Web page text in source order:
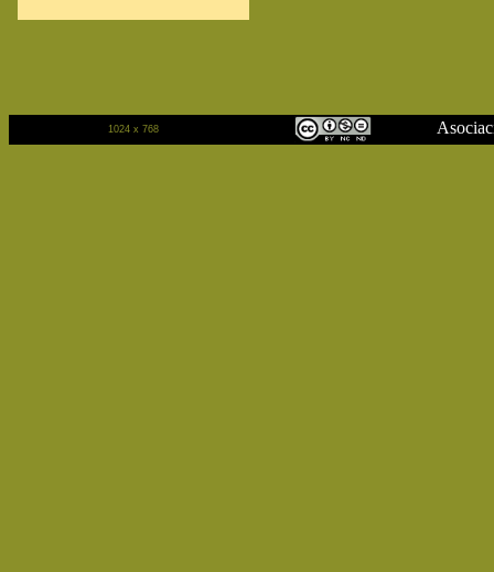
1024 x 768 Asociación